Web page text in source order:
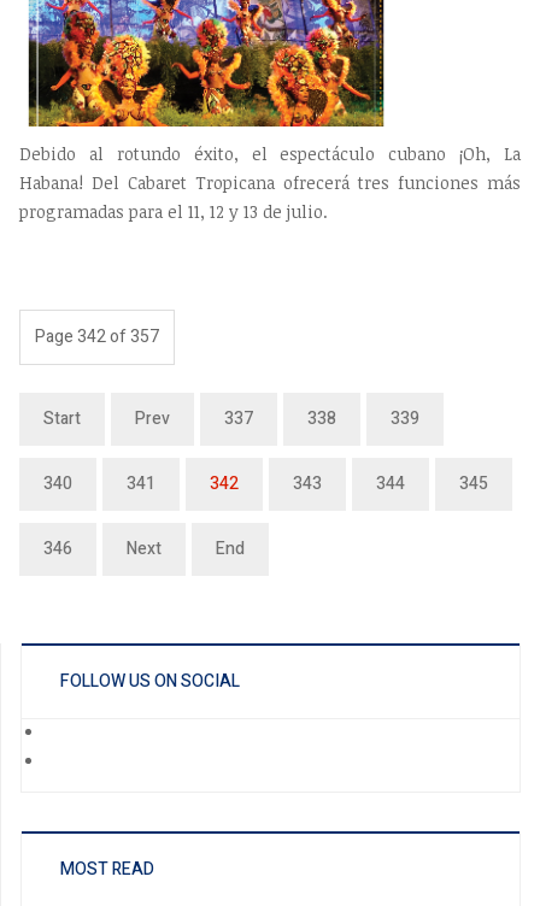
Debido al rotundo éxito, el espectáculo cubano ¡Oh, La
Habana! Del Cabaret Tropicana ofrecerá tres funciones más
programadas para el 11, 12 y 13 de julio.
Page 342 of 357
Start Prev 337 338 339
340 341 342 343 344 345
346 Next End
FOLLOW US ON SOCIAL
MOST READ